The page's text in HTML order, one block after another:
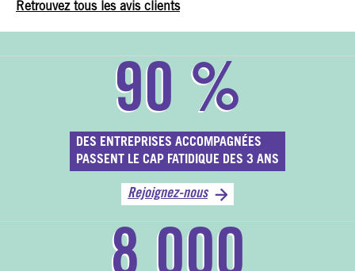
Retrouvez tous les avis clients
90 %
DES ENTREPRISES ACCOMPAGNÉES
PASSENT LE CAP FATIDIQUE DES 3 ANS
Rejoignez-nous